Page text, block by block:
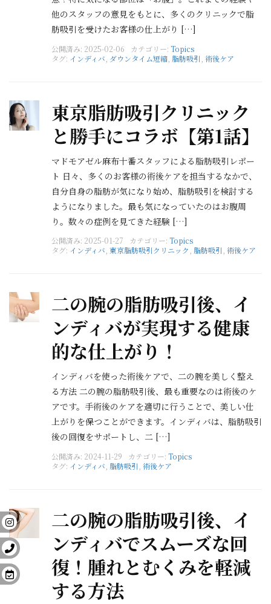
他のスタッフの意見をもとに、多くのクリニックで脂
肪吸引を受けたお客様の仕上がり […]
公開済み: 2025-02-06 カテゴリー: Topics
タグ: インディバ ダウンタイム短縮 脂肪吸引 術後ケア
東京脂肪吸引クリニック
と勝手にコラボ【第1話】
マドモアゼル麻布十番スタッフによる脂肪吸引レポー
ト 日々、多くのお客様の術後ケアを担当するなかで、
自分自身の脂肪が気になり始め、脂肪吸引を検討する
ようになりました。最も気になっていたのはお腹周
り。数々の症例を見てきた経験 […]
公開済み: 2025-01-27 カテゴリー: Topics
タグ: インディバ 東京脂肪吸引クリニック 脂肪吸引 術後ケア
二の腕の脂肪吸引後、イ
ンディバが実現する健康
的な仕上がり！
インディバを使った術後ケアで、二の腕を美しく整え
る方法 二の腕の脂肪吸引後、最も重要なのは術後のケ
アです。手術後のケアを適切に行うことで、美しい仕
上がりを保つことができます。インディバは、脂肪吸引
後の回復をサポートし、二 […]
公開済み: 2024-11-29 カテゴリー: Topics
タグ: インディバ 脂肪吸引 術後ケア
二の腕の脂肪吸引後、イ
ンディバでスムーズな回
復！腫れとむくみを軽減
する方法